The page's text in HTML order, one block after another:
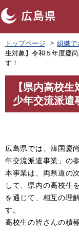
ペ
ー
ジ
す
トップページ 組織で
生対象】令和５年度慶
す！
【県内高校
少年交流派遣
広島県では、韓国慶
年交流派遣事業」の
本事業は、両県道の
して、県内の高校生
を通じて、相互の理
す。
高校生の皆さんの積